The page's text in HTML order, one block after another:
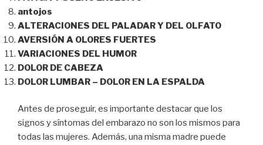
antojos
ALTERACIONES DEL PALADAR Y DEL OLFATO
AVERSIÓN A OLORES FUERTES
VARIACIONES DEL HUMOR
DOLOR DE CABEZA
DOLOR LUMBAR – DOLOR EN LA ESPALDA
Antes de proseguir, es importante destacar que los
signos y síntomas del embarazo no son los mismos para
todas las mujeres. Además, una misma madre puede